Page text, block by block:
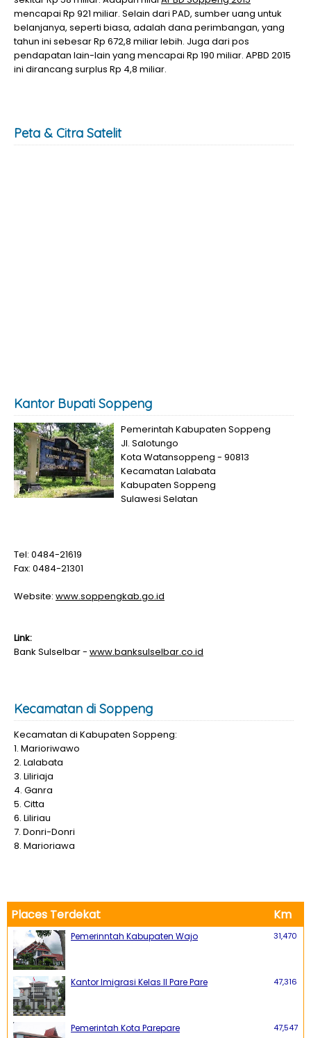
mencapai Rp 921 miliar. Selain dari PAD, sumber uang untuk
belanjanya, seperti biasa, adalah dana perimbangan, yang
tahun ini sebesar Rp 672,8 miliar lebih. Juga dari pos
pendapatan lain-lain yang mencapai Rp 190 miliar. APBD 2015
ini dirancang surplus Rp 4,8 miliar.
Peta & Citra Satelit
Kantor Bupati Soppeng
Pemerintah Kabupaten Soppeng
Jl. Salotungo
Kota Watansoppeng - 90813
Kecamatan Lalabata
Kabupaten Soppeng
Sulawesi Selatan
Tel: 0484-21619
Fax: 0484-21301
Website: www.soppengkab.go.id
Link:
Bank Sulselbar - www.banksulselbar.co.id
Kecamatan di Soppeng
Kecamatan di Kabupaten Soppeng:
1. Marioriwawo
2. Lalabata
3. Liliriaja
4. Ganra
5. Citta
6. Liliriau
7. Donri-Donri
8. Marioriawa
Places Terdekat Km
Pemerinntah Kabupaten Wajo 31,470
Kantor Imigrasi Kelas II Pare Pare 47,316
Pemerintah Kota Parepare 47,547